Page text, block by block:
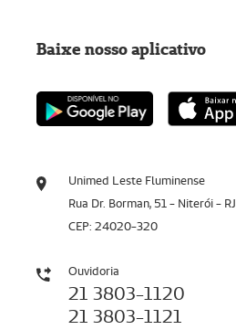
Unimed Leste Fluminense
Rua Dr. Borman, 51 - Niterói - RJ
CEP: 24020-320
Ouvidoria
21 3803-1120
21 3803-1121
Baixe nosso aplicativo